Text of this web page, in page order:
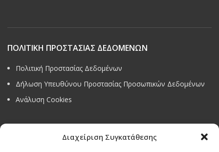
Διαχείριση Συγκατάθεσης
ΠΟΛΙΤΙΚΗ ΠΡΟΣΤΑΣΙΑΣ ΔΕΔΟΜΕΝΩΝ
Πολιτική Προστασίας Δεδομένων
Δήλωση Υπευθύνου Προστασίας Προσωπικών Δεδομένων
Ανάλυση Cookies